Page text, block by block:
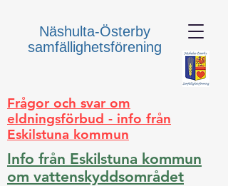
Näshulta-Österby
samfällighetsförening
Info från Eskilstuna kommun
om vattenskyddsområdet
Frågor och svar om
eldningsförbud - info från
Eskilstuna kommun